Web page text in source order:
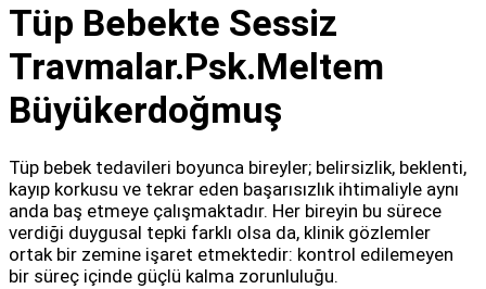
Tüp Bebekte Sessiz
Travmalar.Psk.Meltem
Büyükerdoğmuş
Tüp bebek tedavileri boyunca bireyler; belirsizlik, beklenti,
kayıp korkusu ve tekrar eden başarısızlık ihtimaliyle aynı
anda baş etmeye çalışmaktadır. Her bireyin bu sürece
verdiği duygusal tepki farklı olsa da, klinik gözlemler
ortak bir zemine işaret etmektedir: kontrol edilemeyen
bir süreç içinde güçlü kalma zorunluluğu.